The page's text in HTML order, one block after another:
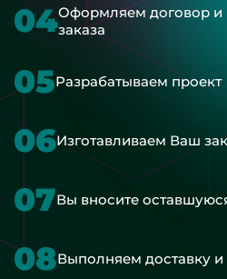
04Оформляем договор и
заказа
05Разрабатываем проект
06Изготавливаем Ваш
07Вы вносите
08Выполняем доставку